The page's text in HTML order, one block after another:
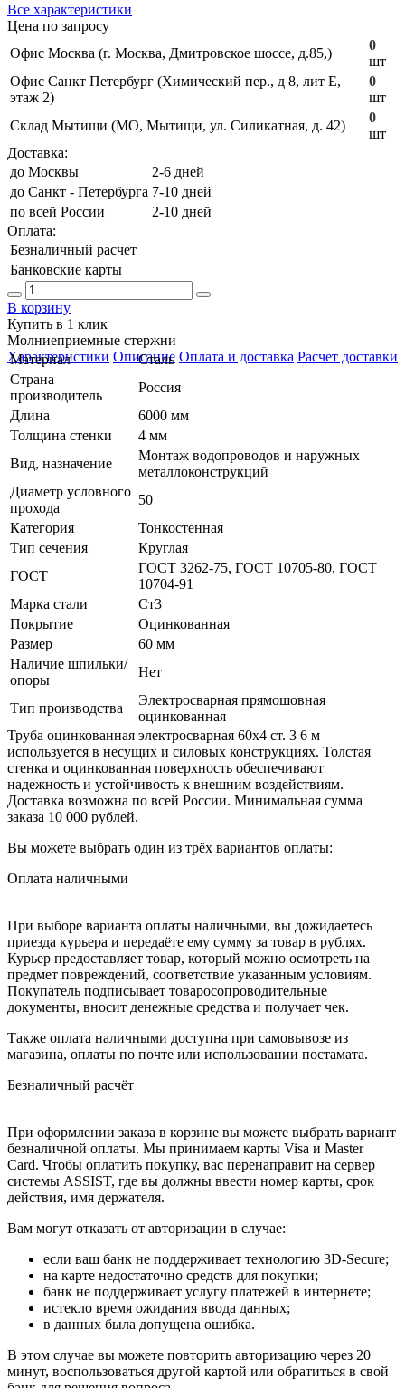
Все характеристики
Цена по запросу
Офис Москва (г. Москва, Дмитровское шоссе, д.85,)
0
шт
Офис Санкт Петербург (Химический пер., д 8, лит Е,
этаж 2)
0
шт
Склад Мытищи (МО, Мытищи, ул. Силикатная, д. 42)
0
шт
Доставка:
до Москвы
2-6 дней
до Санкт - Петербурга 7-10 дней
по всей России
2-10 дней
Оплата:
Безналичный расчет
Банковские карты
В корзину
Купить в 1 клик
Молниеприемные стержни
Характеристики Описание Оплата и доставка Расчет доставки
Материал
Сталь
Страна
производитель
Россия
Длина
6000 мм
Толщина стенки
4 мм
Вид, назначение
Монтаж водопроводов и наружных
металлоконструкций
Диаметр условного
прохода
50
Категория
Тонкостенная
Тип сечения
Круглая
ГОСТ
ГОСТ 3262-75, ГОСТ 10705-80, ГОСТ
10704-91
Марка стали
Ст3
Покрытие
Оцинкованная
Размер
60 мм
Наличие шпильки/
опоры
Нет
Тип производства
Электросварная прямошовная
оцинкованная
Труба оцинкованная электросварная 60х4 ст. 3 6 м
используется в несущих и силовых конструкциях. Толстая
стенка и оцинкованная поверхность обеспечивают
надежность и устойчивость к внешним воздействиям.
Доставка возможна по всей России. Минимальная сумма
заказа 10 000 рублей.
Вы можете выбрать один из трёх вариантов оплаты:
Оплата наличными
При выборе варианта оплаты наличными, вы дожидаетесь
приезда курьера и передаёте ему сумму за товар в рублях.
Курьер предоставляет товар, который можно осмотреть на
предмет повреждений, соответствие указанным условиям.
Покупатель подписывает товаросопроводительные
документы, вносит денежные средства и получает чек.
Также оплата наличными доступна при самовывозе из
магазина, оплаты по почте или использовании постамата.
Безналичный расчёт
При оформлении заказа в корзине вы можете выбрать вариант
безналичной оплаты. Мы принимаем карты Visa и Master
Card. Чтобы оплатить покупку, вас перенаправит на сервер
системы ASSIST, где вы должны ввести номер карты, срок
действия, имя держателя.
Вам могут отказать от авторизации в случае:
если ваш банк не поддерживает технологию 3D-Secure;
на карте недостаточно средств для покупки;
банк не поддерживает услугу платежей в интернете;
истекло время ожидания ввода данных;
в данных была допущена ошибка.
В этом случае вы можете повторить авторизацию через 20
минут, воспользоваться другой картой или обратиться в свой